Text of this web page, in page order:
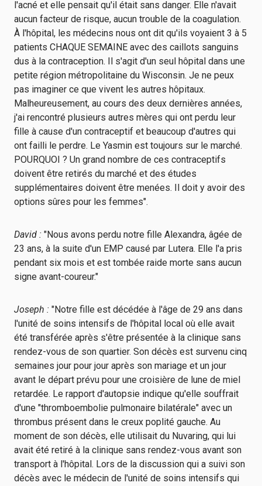
l'acné et elle pensait qu'il était sans danger. Elle n'avait
aucun facteur de risque, aucun trouble de la coagulation.
À l'hôpital, les médecins nous ont dit qu'ils voyaient 3 à 5
patients CHAQUE SEMAINE avec des caillots sanguins
dus à la contraception. Il s'agit d'un seul hôpital dans une
petite région métropolitaine du Wisconsin. Je ne peux
pas imaginer ce que vivent les autres hôpitaux.
Malheureusement, au cours des deux dernières années,
j'ai rencontré plusieurs autres mères qui ont perdu leur
fille à cause d'un contraceptif et beaucoup d'autres qui
ont failli le perdre. Le Yasmin est toujours sur le marché.
POURQUOI ? Un grand nombre de ces contraceptifs
doivent être retirés du marché et des études
supplémentaires doivent être menées. Il doit y avoir des
options sûres pour les femmes".
David : "Nous avons perdu notre fille Alexandra, âgée de
23 ans, à la suite d'un EMP causé par Lutera. Elle l'a pris
pendant six mois et est tombée raide morte sans aucun
signe avant-coureur."
Joseph : "Notre fille est décédée à l'âge de 29 ans dans
l'unité de soins intensifs de l'hôpital local où elle avait
été transférée après s'être présentée à la clinique sans
rendez-vous de son quartier. Son décès est survenu cinq
semaines jour pour jour après son mariage et un jour
avant le départ prévu pour une croisière de lune de miel
retardée. Le rapport d'autopsie indique qu'elle souffrait
d'une "thromboembolie pulmonaire bilatérale" avec un
thrombus présent dans le creux poplité gauche. Au
moment de son décès, elle utilisait du Nuvaring, qui lui
avait été retiré à la clinique sans rendez-vous avant son
transport à l'hôpital. Lors de la discussion qui a suivi son
décès avec le médecin de l'unité de soins intensifs qui